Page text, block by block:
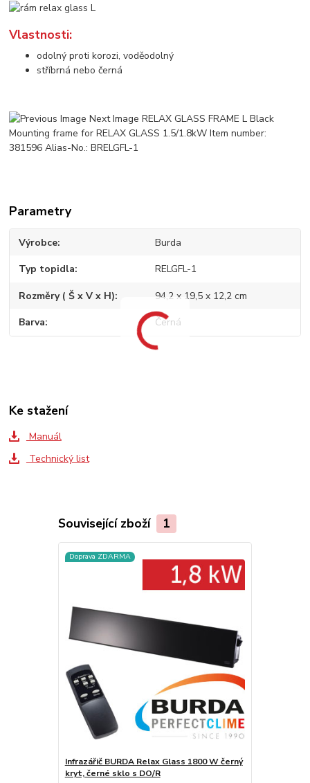
Vlastnosti:
odolný proti korozi, voděodolný
stříbrná nebo černá
Parametry
Výrobce Burda
Typ topidla RELGFL-1
Rozměry ( Š x V x H) 94,2 x 19,5 x 12,2 cm
Barva Černá
Ke stažení
Manuál
Technický list
Související zboží 1
Doprava ZDARMA
Infrazářič BURDA Relax Glass 1800 W černý
kryt, černé sklo s DO/R